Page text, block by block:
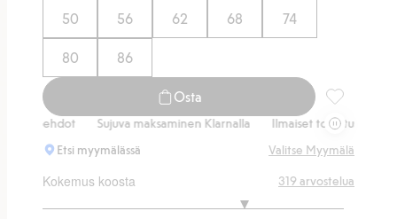
50 56 62 68 74
80 86
Osta
Sujuva maksaminen Klarnalla Ilmaiset toimitusvaihtoehdot
Etsi myymälässä
Valitse Myymälä
Kokemus koosta 319 arvostelua